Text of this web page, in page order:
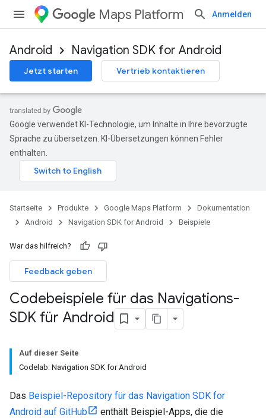
Maps Platform Anmelden
Android Navigation SDK for Android
Jetzt starten Vertrieb kontaktieren
Google verwendet KI-Technologie, um Inhalte in Ihre bevorzugte
Sprache zu übersetzen. KI-Übersetzungen können Fehler
enthalten.
Startseite Produkte Google Maps Platform
Dokumentation
Android
Navigation SDK for Android Beispiele
War das hilfreich?
Feedback geben
Codebeispiele für das Navigations-
SDK für Android
Auf dieser Seite
Codelab: Navigation SDK for Android
Das Beispiel-Repository für das Navigation SDK for
Android auf GitHub
enthält Beispiel-Apps, die die